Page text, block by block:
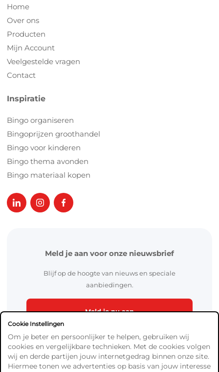
Home
Over ons
Producten
Mijn Account
Veelgestelde vragen
Contact
Inspiratie
Bingo organiseren
Bingoprijzen groothandel
Bingo voor kinderen
Bingo thema avonden
Bingo materiaal kopen
Meld je aan voor onze nieuwsbrief
Blijf op de hoogte van nieuws en speciale
aanbiedingen.
Meld je nu aan
Cookie Instellingen
Om je beter en persoonlijker te helpen, gebruiken wij
cookies en vergelijkbare technieken. Met de cookies volgen
wij en derde partijen jouw internetgedrag binnen onze site.
Hiermee tonen we advertenties op basis van jouw interesse